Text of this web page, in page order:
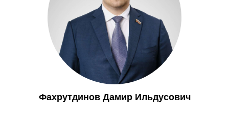
Фахрутдинов Дамир Ильдусович